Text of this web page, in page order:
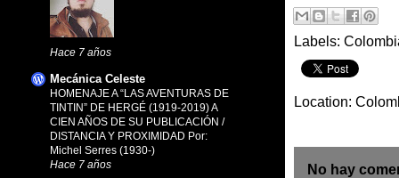
Labels:
Location:
No hay
Hace 7 años
Mecánica Celeste
HOMENAJE A “LAS AVENTURAS DE
TINTIN” DE HERGÉ (1919-2019) A
CIEN AÑOS DE SU PUBLICACIÓN /
DISTANCIA Y PROXIMIDAD Por:
Michel Serres (1930-)
Hace 7 años